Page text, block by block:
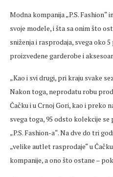
Modna kompanija „P.S. Fashion“
svoje modele, i šta sa onim što
sniženja i rasprodaja, svega oko
proizvedene garderobe i
„Kao i svi drugi, pri kraju svake
Nakon toga, neprodatu robu
Čačku i u Crnoj Gori, kao i preko
svega toga, 95 odsto kolekcije se
„P.S. Fashion-a“. Na dve do tri
„velike autlet rasprodaje“ u
kompanije, a ono što ostane –